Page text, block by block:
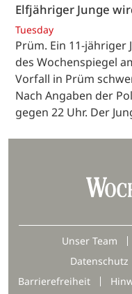
Elfjähriger Junge
Tuesday
Prüm. Ein 11-
des Wochenspiegel
Vorfall in Prüm
Nach Angaben der
gegen 22 Uhr. Der
Unser Team
Datenschutz
Barrierefreiheit